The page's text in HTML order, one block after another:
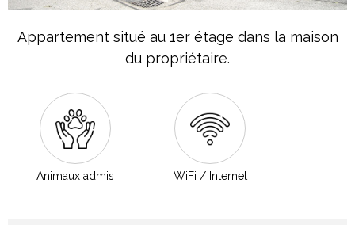
Appartement situé au 1er étage dans la maison
du propriétaire.
Animaux admis WiFi / Internet